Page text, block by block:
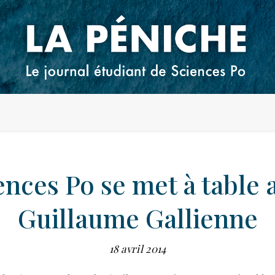
Po se met à table
Guillaume Gallienne
18 avril 2014